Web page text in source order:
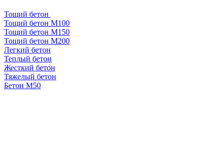
Тощий бетон
Тощий бетон М100
Тощий бетон М150
Тощий бетон М200
Легкий бетон
Теплый бетон
Жесткий бетон
Тяжелый бетон
Бетон М50